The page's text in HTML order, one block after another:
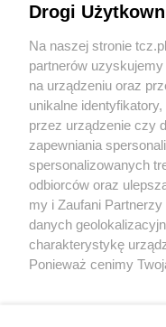
O FIRMIE
REKLAMA
Aktualności
Tcz24
Drogi
Na naszej stronie
partnerów
na urządzeniu oraz
unikalne
przez urządzenie czy
zapewniania
spersonalizowanych
odbiorców oraz
my i Zaufani
danych
charakterystykę
Ponieważ cenimy